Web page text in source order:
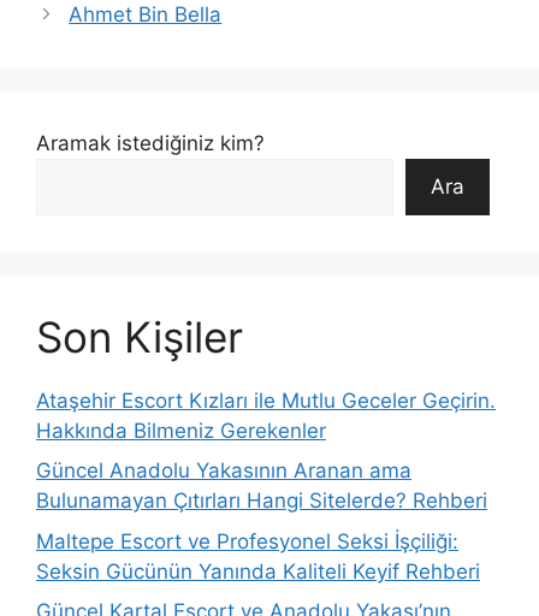
Ahmet Bin Bella
Aramak istediğiniz kim?
Ara
Son Kişiler
Ataşehir Escort Kızları ile Mutlu Geceler Geçirin.
Hakkında Bilmeniz Gerekenler
Güncel Anadolu Yakasının Aranan ama
Bulunamayan Çıtırları Hangi Sitelerde? Rehberi
Maltepe Escort ve Profesyonel Seksi İşçiliği:
Seksin Gücünün Yanında Kaliteli Keyif Rehberi
Güncel Kartal Escort ve Anadolu Yakası’nın